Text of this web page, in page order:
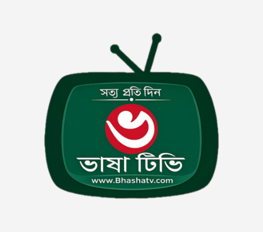
দেশের সকল গণপরিবহনের জন্য
বিআরটিএ’র জরুরি নির্দেশনা।
গাজীপুর সিটি করপোরেশনের ৫ হাজার
১০২ কোটি টাকার প্রস্তাবিত বাজেট
ঘোষণা‌।
গাজীপুরে ৬০ লাখ টাকার দুর্নীতি মামলায়
বাসন ভূমি অফিসের কর্মকর্তা জাফর
ইকবাল গ্রেপ্তার